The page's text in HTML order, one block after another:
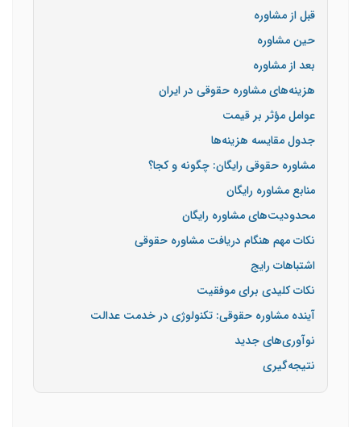
قبل از مشاوره
حین مشاوره
بعد از مشاوره
هزینه‌های مشاوره حقوقی در ایران
عوامل مؤثر بر قیمت
جدول مقایسه هزینه‌ها
مشاوره حقوقی رایگان: چگونه و کجا؟
منابع مشاوره رایگان
محدودیت‌های مشاوره رایگان
نکات مهم هنگام دریافت مشاوره حقوقی
اشتباهات رایج
نکات کلیدی برای موفقیت
آینده مشاوره حقوقی: تکنولوژی در خدمت عدالت
نوآوری‌های جدید
نتیجه‌گیری